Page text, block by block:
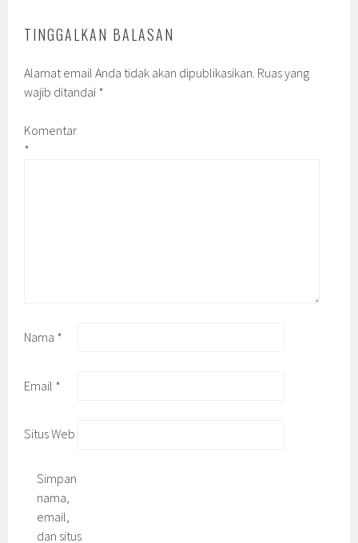
TINGGALKAN BALASAN
Alamat email Anda tidak akan dipublikasikan. Ruas yang
wajib ditandai *
Komentar
*
Nama *
Email *
Situs Web
Simpan
nama,
email,
dan situs